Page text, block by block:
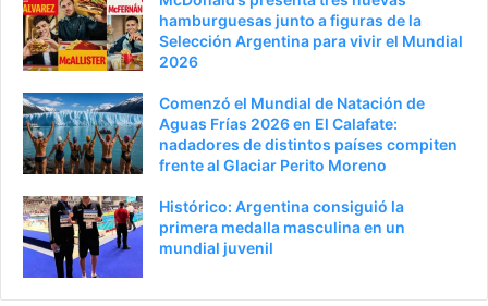
hamburguesas junto a figuras de la
Selección Argentina para vivir el Mundial
2026
Comenzó el Mundial de Natación de
Aguas Frías 2026 en El Calafate:
nadadores de distintos países compiten
frente al Glaciar Perito Moreno
Histórico: Argentina consiguió la
primera medalla masculina en un
mundial juvenil